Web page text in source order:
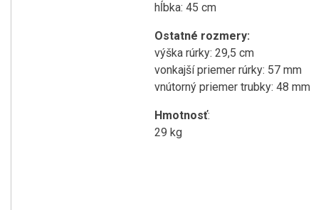
hĺbka: 45 cm
Ostatné rozmery:
výška rúrky: 29,5 cm
vonkajší priemer rúrky: 57 mm
vnútorný priemer trubky: 48 mm
Hmotnosť:
29 kg